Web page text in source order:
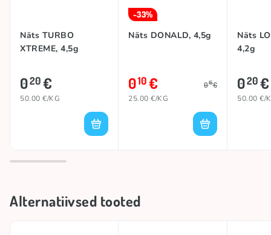
Näts TURBO
XTREME, 4,5g
020€
50.00 €/KG
-33%
Näts DONALD, 4,5g
010€ 015€
25.00 €/KG
Näts
4,2g
020€
50.00 €/
Alternatiivsed tooted